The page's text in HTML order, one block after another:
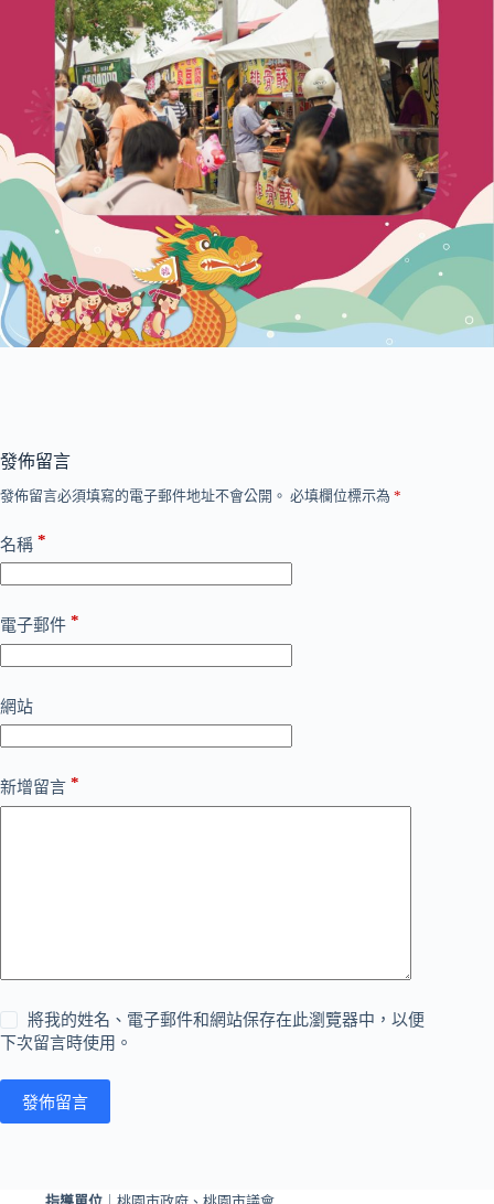
發佈留言
發佈留言必須填寫的電子郵件地址不會公開。 必填欄位標示為 *
名稱 *
電子郵件 *
網站
新增留言 *
將我的姓名、電子郵件和網站保存在此瀏覽器中，以便
下次留言時使用。
發佈留言